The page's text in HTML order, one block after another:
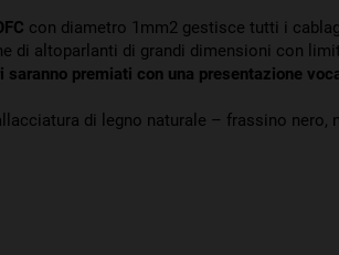
con diametro 1mm2 gestisce tutti i
di altoparlanti di grandi dimensioni con
saranno premiati con una presentazione
di legno naturale – frassino nero,